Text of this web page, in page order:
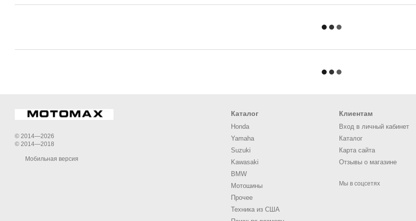
© 2014—2026
© 2014—2018
Мобильная версия
Каталог
Honda
Yamaha
Suzuki
Kawasaki
BMW
Мотошины
Прочее
Техника из США
Клиентам
Вход в личный кабинет
Каталог
Карта сайта
Отзывы о магазине
Мы в соцсетях